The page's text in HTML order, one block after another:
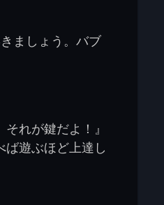
ましょう。バブ
れが鍵だよ！』
ば遊ぶほど上達し